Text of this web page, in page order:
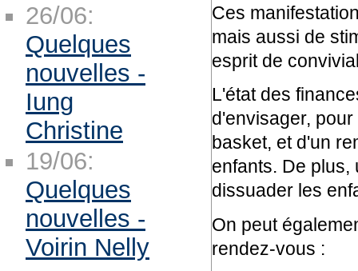
Ces
mais aussi de
esprit de
L'état des
d'envisager,
basket, et d'un
enfants. De plus,
dissuader les
On peut
rendez-vous :
26/06:
Quelques
nouvelles -
Iung
Christine
19/06:
Quelques
nouvelles -
Voirin Nelly